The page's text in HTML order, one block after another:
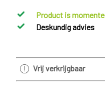
Product is
Deskundig advies
Vrij verkrijgbaar